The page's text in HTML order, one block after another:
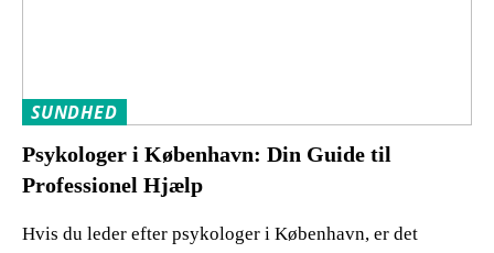
SUNDHED
Psykologer i København: Din Guide til
Professionel Hjælp
Hvis du leder efter psykologer i København, er det